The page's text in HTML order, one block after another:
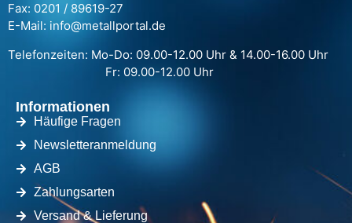
Fax: 0201 / 89619-27
E-Mail: info@metallportal.de
Telefonzeiten: Mo-Do: 09.00-12.00 Uhr & 14.00-16.00 Uhr
Fr: 09.00-12.00 Uhr
Informationen
Häufige Fragen
Newsletteranmeldung
AGB
Zahlungsarten
Versand & Lieferung